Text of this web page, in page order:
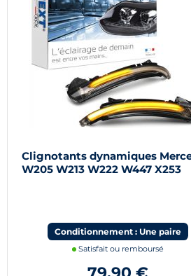
Clignotants dynamiques
W205 W213 W222 W447 X253
Conditionnement : Une paire
Satisfait ou remboursé